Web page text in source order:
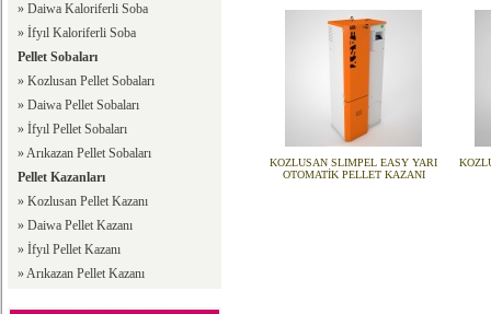
» Daiwa Kaloriferli Soba
» İfyıl Kaloriferli Soba
Pellet Sobaları
» Kozlusan Pellet Sobaları
» Daiwa Pellet Sobaları
» İfyıl Pellet Sobaları
»Arıkazan Pellet Sobaları
Pellet Kazanları
» Kozlusan Pellet Kazanı
» Daiwa Pellet Kazanı
» İfyıl Pellet Kazanı
»Arıkazan Pellet Kazanı
KOZLUSAN SLIMPEL EASY YARI
OTOMATİK PELLET KAZANI